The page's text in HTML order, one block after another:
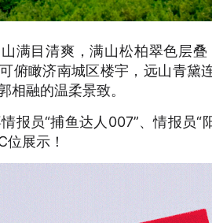
满目清爽，满山松柏翠色层
俯瞰济南城区楼宇，远山青黛
相融的温柔景致。
报员“捕鱼达人007”、情报员“
位展示！